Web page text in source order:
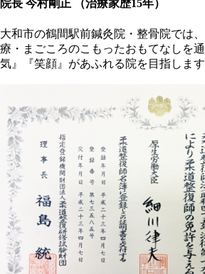
院長 今村剛正 （治療家歴15年）
大和市の鶴間駅前鍼灸院・整骨院では
療・まごころのこもったおもてなしを
気』『笑顔』があふれる院を目指します